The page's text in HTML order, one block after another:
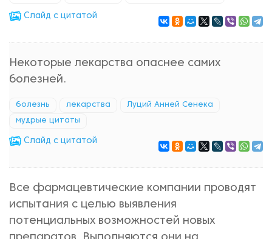
Cлайд с цитатой
Некоторые лекарства опаснее самих
болезней.
болезнь лекарства Луций Анней Сенека
мудрые цитаты
Cлайд с цитатой
Все фармацевтические компании проводят
испытания с целью выявления
потенциальных возможностей новых